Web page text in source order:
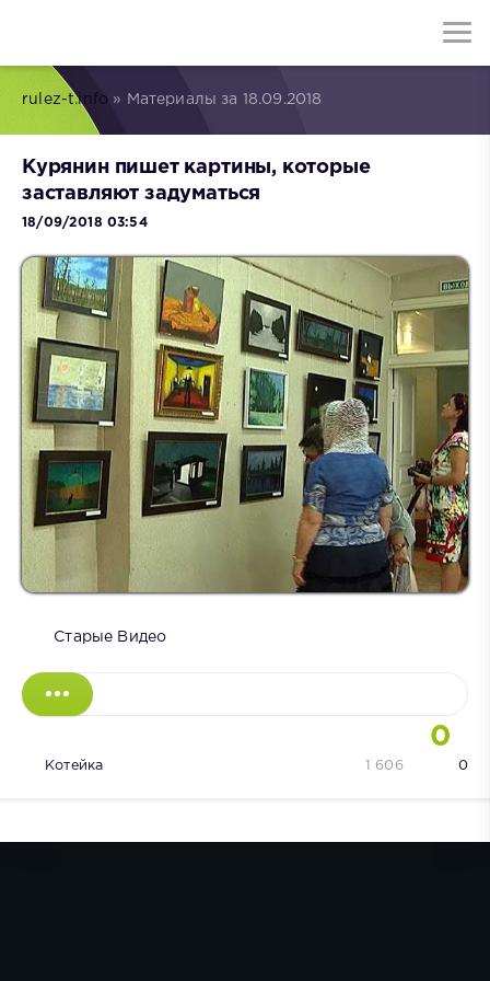
rulez-t.info » Материалы за 18.09.2018
Курянин пишет картины, которые
заставляют задуматься
18/09/2018 03:54
Старые Видео
0
Котейка 0
1 606